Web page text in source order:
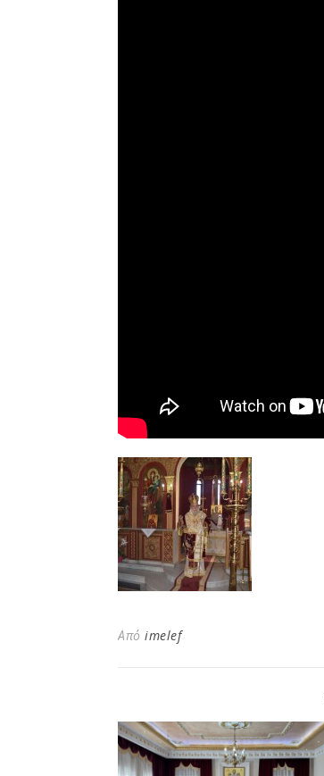
Από imelef